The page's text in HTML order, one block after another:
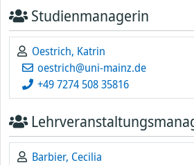
Studienmanagerin
Oestrich, Katrin
oestrich@uni-mainz.de
+49 7274 508 35816
Barbier, Cecilia